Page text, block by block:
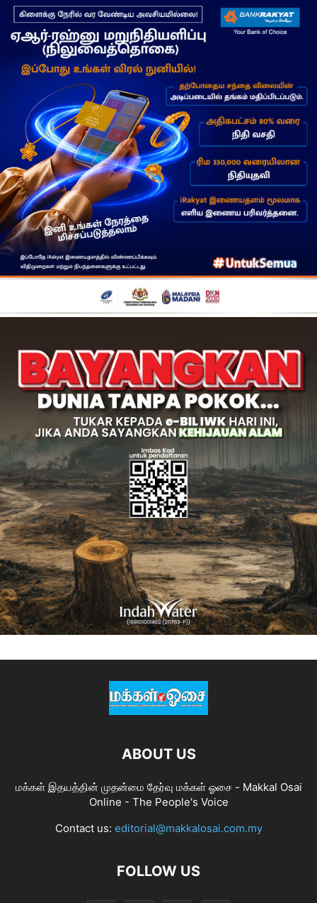
ABOUT US
மக்கள் இதயத்தின் முதன்மை தேர்வு மக்கள் ஓசை - Makkal Osai
Online - The People's Voice
Contact us: editorial@makkalosai.com.my
FOLLOW US